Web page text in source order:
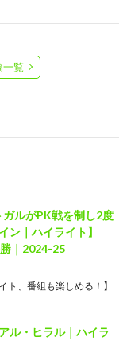
一覧
ガルがPK戦を制し2度
ン｜ハイライト】
｜2024-25
ト、番組も楽しめる！】
ル・ヒラル｜ハイラ